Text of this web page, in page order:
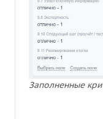
Заполненные